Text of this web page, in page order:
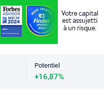
Potentiel
+16,87%